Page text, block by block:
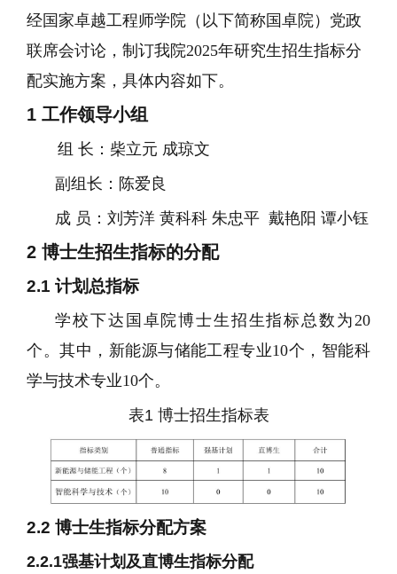
经国家卓越工程师学院（以下简称国卓院）党政
联席会讨论，制订我院2025年研究生招生指标分
配实施方案，具体内容如下。
1工作领导小组
组 长：柴立元 成琼文
副组长：陈爱良
成 员：刘芳洋 黄科科 朱忠平 戴艳阳 谭小钰
2博士生招生指标的分配
2.1计划总指标
学校下达国卓院博士生招生指标总数为 20
个。其中，新能源与储能工程专业10个，智能科
学与技术专业10个。
表1 博士招生指标表
2.2博士生指标分配方案
2.2.1强基计划及直博生指标分配